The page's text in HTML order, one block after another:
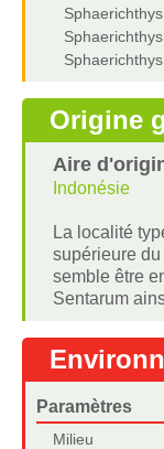
Origine
Aire
Indonésie
La localité
supérieure
semble être
Sentarum
Paramètres
Milieu